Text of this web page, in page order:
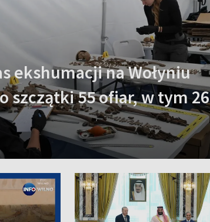
ekshumacji na Wołyniu
szczątki 55 ofiar, w tym 26